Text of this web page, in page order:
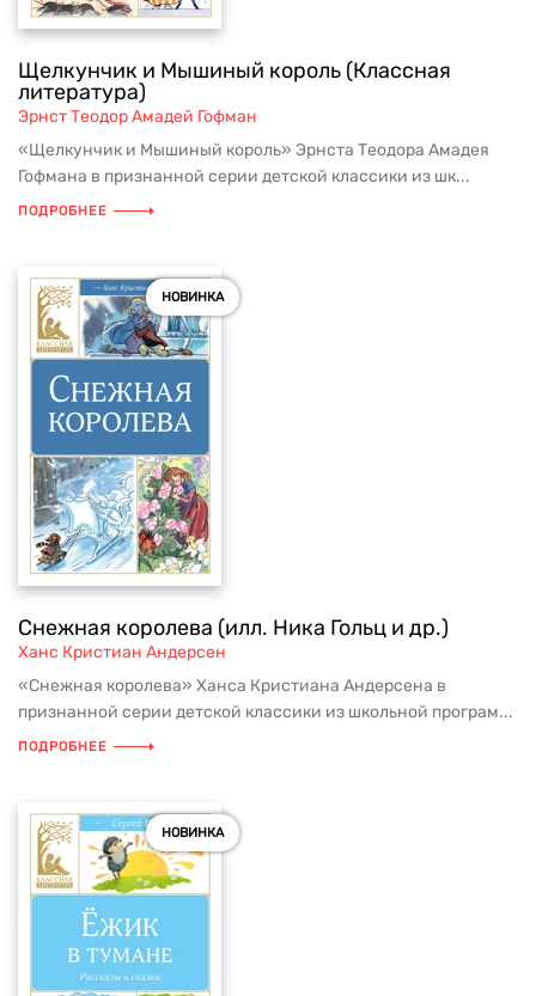
Щелкунчик и Мышиный король (Классная
литература)
Эрнст Теодор Амадей Гофман
«Щелкунчик и Мышиный король» Эрнста Теодора Амадея
Гофмана в признанной серии детской классики из шк...
ПОДРОБНЕЕ
НОВИНКА
Снежная королева (илл. Ника Гольц и др.)
Ханс Кристиан Андерсен
«Снежная королева» Ханса Кристиана Андерсена в
признанной серии детской классики из школьной програм...
ПОДРОБНЕЕ
НОВИНКА